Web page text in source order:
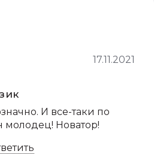
17.11.2021
И все-таки по
Новатор!